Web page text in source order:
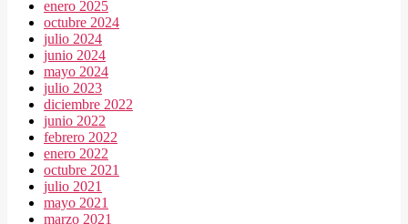
enero 2025
octubre 2024
julio 2024
junio 2024
mayo 2024
julio 2023
diciembre 2022
junio 2022
febrero 2022
enero 2022
octubre 2021
julio 2021
mayo 2021
marzo 2021